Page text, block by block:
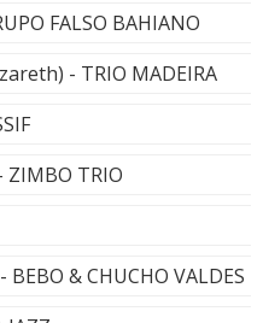
FALSO BAHIANO
- TRIO MADEIRA
TRIO
& CHUCHO VALDES